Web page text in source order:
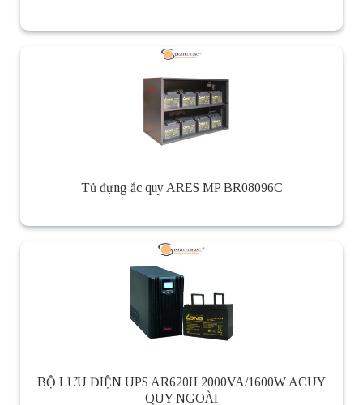
Tủ đựng ắc quy ARES MP BR08096C
BỘ LƯU ĐIỆN UPS AR620H 2000VA/1600W ACUY
QUY NGOÀI